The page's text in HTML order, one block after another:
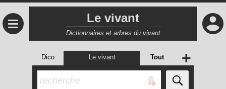
≡ Le vivant
Dictionnaires et arbres du vivant
Dico Le vivant Tout +